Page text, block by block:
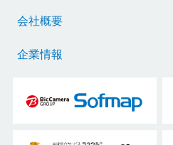
会社概要
企業情報